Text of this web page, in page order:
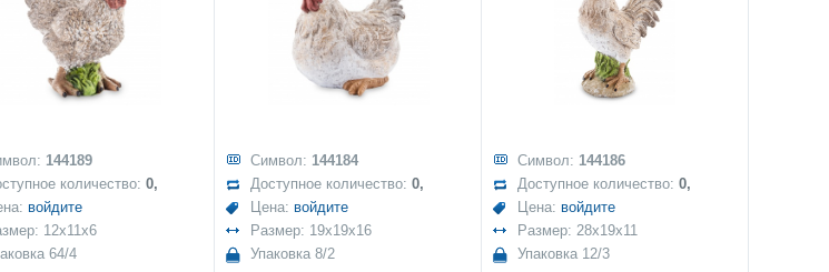
144189
количество: 0,
войдите
12x11x6
64/4
Символ: 144184
Доступное количество: 0,
Цена: войдите
Размер: 19x19x16
Упаковка 8/2
Символ: 144186
Доступное количество: 0,
Цена: войдите
Размер: 28x19x11
Упаковка 12/3